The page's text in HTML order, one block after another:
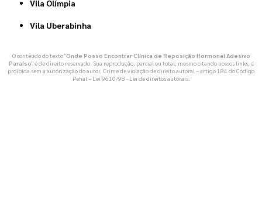
Vila Olímpia
Vila Uberabinha
O conteúdo do texto "Onde Posso Encontrar Clínica de Reposição Hormonal Adesivo
Paraíso" é de direito reservado. Sua reprodução, parcial ou total, mesmo citando nossos links, é
proibida sem a autorização do autor. Crime de violação de direito autoral – artigo 184 do Código
Penal – Lei 9610/98 - Lei de direitos autorais.